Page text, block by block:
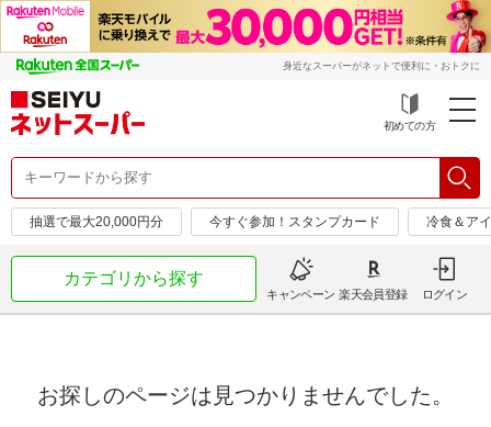
身近なスーパーがネットで便利に・おトクに
初めての方
抽選で最大20,000円分 今すぐ参加！スタンプカード 冷食＆ア
カテゴリから探す
キャンペーン 楽天会員登録 ログイン
お探しのページは見つかりませんでした。